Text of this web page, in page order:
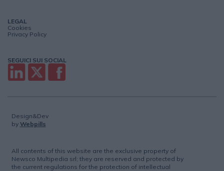
LEGAL
Cookies
Privacy Policy
SEGUICI SUI SOCIAL
Design&Dev
by Webpills
All contents of this website are the exclusive property of
Newsco Multipedia srl; they are reserved and protected by
the current regulations for the protection of intellectual